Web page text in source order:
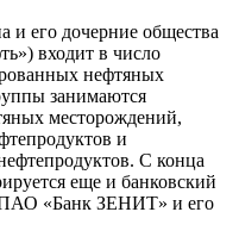
его дочерние общества
входит в число
нефтяных
занимаются
месторождений,
и
С конца
еще и банковский
ПАО «Банк ЗЕНИТ» и его